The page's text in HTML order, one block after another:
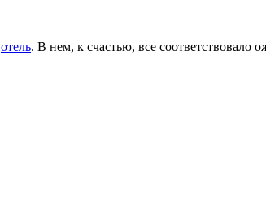
отель. В нем, к счастью, все соответствовало